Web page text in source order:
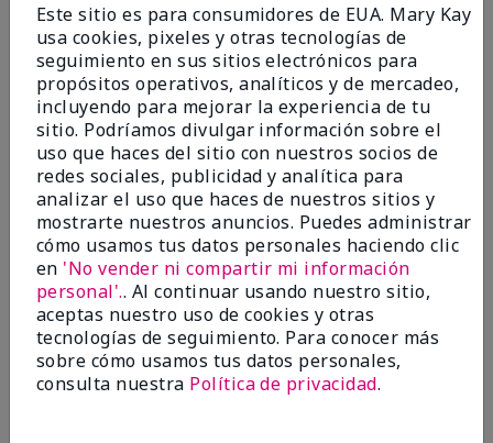
¿Le ha resultado útil esta
opinión?
4 0
Marcar esta opinión
5
Kristen
EnviadoHace 10 meses
por Jennifer
de MECHANCSBRG
Comprador verificado
Este sitio es para consumidores de EUA. Mary Kay
usa cookies, pixeles y otras tecnologías de
seguimiento en sus sitios electrónicos para
propósitos operativos, analíticos y de mercadeo,
incluyendo para mejorar la experiencia de tu
sitio. Podríamos divulgar información sobre el
uso que haces del sitio con nuestros socios de
redes sociales, publicidad y analítica para
analizar el uso que haces de nuestros sitios y
mostrarte nuestros anuncios. Puedes administrar
cómo usamos tus datos personales haciendo clic
en 'No vender ni compartir mi información
personal'.. Al continuar usando nuestro sitio,
aceptas nuestro uso de cookies y otras
tecnologías de seguimiento. Para conocer más
sobre cómo usamos tus datos personales,
consulta nuestra Política de privacidad.